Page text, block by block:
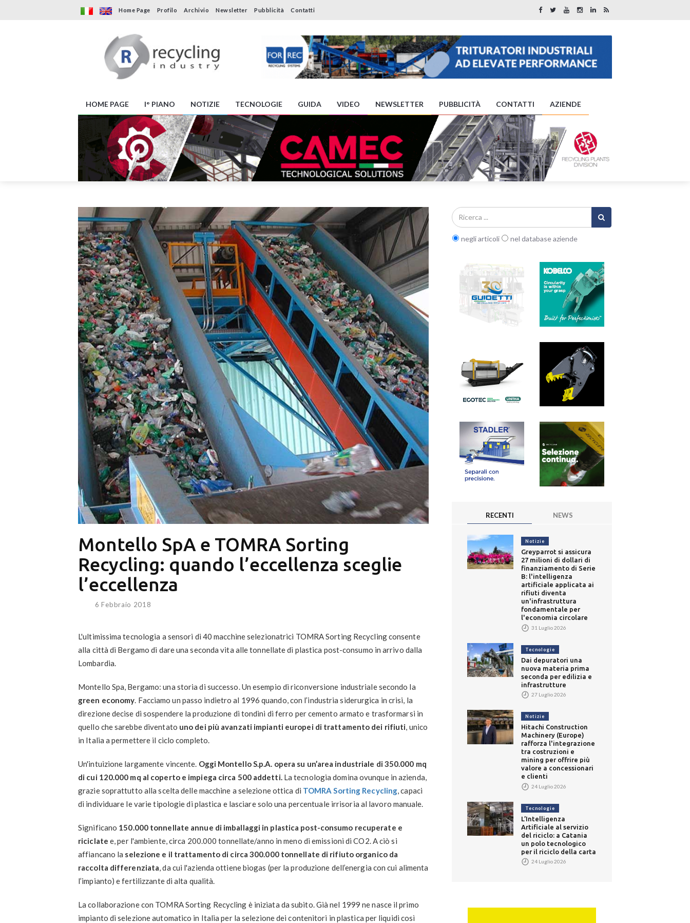
Home Page Profilo Archivio Newsletter Pubblicità Contatti
HOME PAGE I° PIANO NOTIZIE TECNOLOGIE GUIDA VIDEO NEWSLETTER PUBBLICITÀ CONTATTI AZIENDE
Montello SpA e TOMRA Sorting
Recycling: quando l’eccellenza sceglie
l’eccellenza
6 Febbraio 2018
L'ultimissima tecnologia a sensori di 40 macchine selezionatrici TOMRA Sorting Recycling consente
alla città di Bergamo di dare una seconda vita alle tonnellate di plastica post-consumo in arrivo dalla
Lombardia.
Montello Spa, Bergamo: una storia di successo. Un esempio di riconversione industriale secondo la
green economy . Facciamo un passo indietro al 1996 quando, con l’industria siderurgica in crisi, la
direzione decise di sospendere la produzione di tondini di ferro per cemento armato e trasformarsi in
quello che sarebbe diventato uno dei più avanzati impianti europei di trattamento dei rifiuti , unico
in Italia a permettere il ciclo completo.
Un'intuizione largamente vincente. Oggi Montello S.p.A. opera su un’area industriale di 350.000 mq
di cui 120.000 mq al coperto e impiega circa 500 addetti. La tecnologia domina ovunque in azienda,
grazie soprattutto alla scelta delle macchine a selezione ottica di TOMRA Sorting Recycling , capaci
di individuare le varie tipologie di plastica e lasciare solo una percentuale irrisoria al lavoro manuale.
Significano 150.000 tonnellate annue di imballaggi in plastica post-consumo recuperate e
riciclate e, per l'ambiente, circa 200.000 tonnellate/anno in meno di emissioni di CO2. A ciò si
affiancano la selezione e il trattamento di circa 300.000 tonnellate di rifiuto organico da
raccolta differenziata , da cui l'azienda ottiene biogas (per la produzione dell’energia con cui alimenta
l’impianto) e fertilizzante di alta qualità.
La collaborazione con TOMRA Sorting Recycling è iniziata da subito. Già nel 1999 ne nasce il primo
impianto di selezione automatico in Italia per la selezione dei contenitori in plastica per liquidi così
negli articoli nel database aziende
RECENTI NEWS
Notizie
Greyparrot si assicura
27 milioni di dollari di
finanziamento di Serie
B: l'intelligenza
artificiale applicata ai
rifiuti diventa
un'infrastruttura
fondamentale per
l'economia circolare
31 Luglio 2026
Tecnologie
Dai depuratori una
nuova materia prima
seconda per edilizia e
infrastrutture
27 Luglio 2026
Notizie
Hitachi Construction
Machinery (Europe)
rafforza l'integrazione
tra costruzioni e
mining per offrire più
valore a concessionari
e clienti
24 Luglio 2026
Tecnologie
L’Intelligenza
Artificiale al servizio
del riciclo: a Catania
un polo tecnologico
per il riciclo della carta
24 Luglio 2026